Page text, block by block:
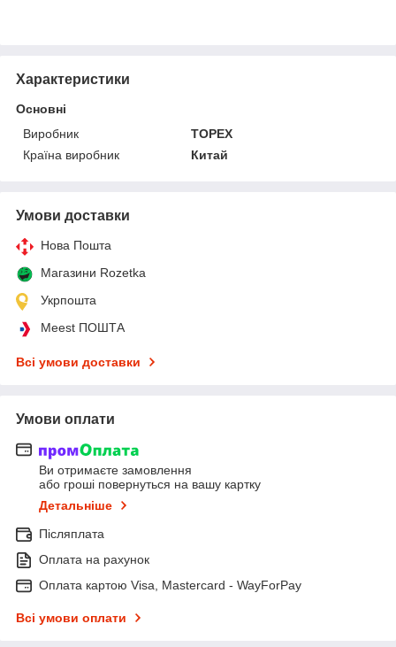
Характеристики
Основні
Виробник
TOPEX
Країна виробник
Китай
Умови доставки
Нова Пошта
Магазини Rozetka
Укрпошта
Meest ПОШТА
Всі умови доставки
Умови оплати
Ви отримаєте замовлення
або гроші повернуться на вашу картку
Детальніше
Післяплата
Оплата на рахунок
Оплата картою Visa, Mastercard - WayForPay
Всі умови оплати